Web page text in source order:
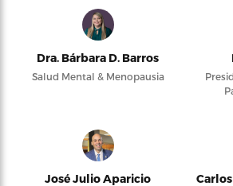
Dra. Bárbara D. Barros
Salud Mental & Menopausia
José Julio Aparicio